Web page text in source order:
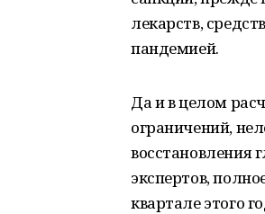
лекарств,
пандемией.
Да и в целом
ограничений,
восстановления
экспертов,
квартале этого